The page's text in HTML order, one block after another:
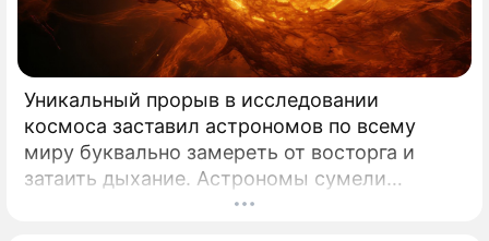
Уникальный прорыв в исследовании
космоса заставил астрономов по всему
миру буквально замереть от восторга и
затаить дыхание. Астрономы сумели
совершить невозможное и заглянуть в